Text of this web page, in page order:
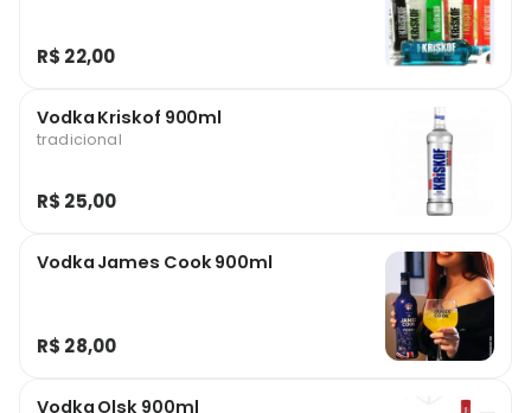
R$ 22,00
Vodka Kriskof 900ml
tradicional
R$ 25,00
Vodka James Cook 900ml
R$ 28,00
Vodka Olsk 900ml